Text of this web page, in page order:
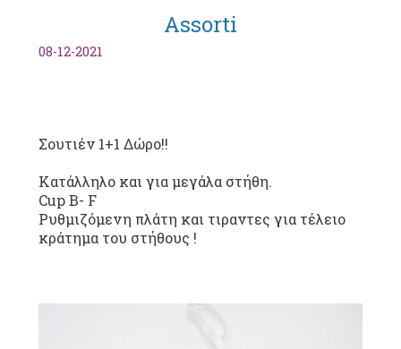
Assorti
08-12-2021
Σουτιέν 1+1 Δώρο!!
Κατάλληλο και για μεγάλα στήθη.
Cup B- F
Ρυθμιζόμενη πλάτη και τιραντες για τέλειο
κράτημα του στήθους !